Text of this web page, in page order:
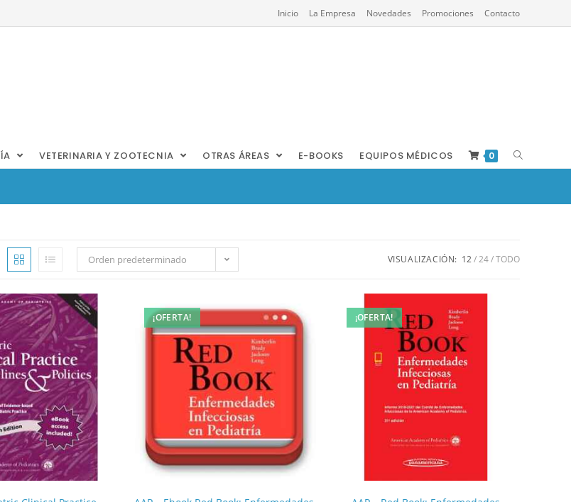
Inicio La Empresa Novedades Promociones Contacto
VETERINARIA Y ZOOTECNIA OTRAS ÁREAS E-BOOKS EQUIPOS MÉDICOS 0
Orden predeterminado VISUALIZACIÓN: 12 24 TODO
¡OFERTA! ¡OFERTA!